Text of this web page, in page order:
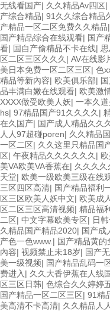
无线看国产| 久久精品Av四区|
产综合精品| 91久久综合精品
产精品一区二区免费久久精品|
国产精品综合在线观看| 国产
看| 国自产偷精品不卡在线|
区二区三区久久久 | AV在线影
美日本免费一区二区三区| 色
精品等新內容| 欧美俱乐部|
品丰满白嫩在线观看| 欧美激
XXXX做受欧美人妖| 一本久
hs| 97精品国产91久久久久 |
在久国产| 国产成人精品久久
人人97超碰poren| 久久精品
一区二区| 久久这里只精品国
区| 午夜精品久久久久久久 |
美VA欧美VA香蕉在| 久久久
天堂| 欧美一级欧美三级在线
三区四区高清| 国产精品福利
区三区欧美人妖中文| 欧美成
区二区三区高清视频| 精品福
二区| 中文字幕欧美专区| 日
久精品国产精品2020| 国产成
产色一色www. | 国产精品黄的
內容| 视频禁止未18岁| 国产
美一级视频| 国产精品乱码一
费进入 | 久久大香伊蕉在人线
区三区日韩| 色综合久久婷婷
国产精品一区二区三区| 91精
美高清不卡高清| 久久精品人